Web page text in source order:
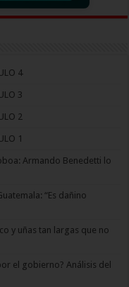
4
3
2
1
Armando Benedetti lo
“Es dañino
y uñas tan largas que no
el gobierno? Análisis del